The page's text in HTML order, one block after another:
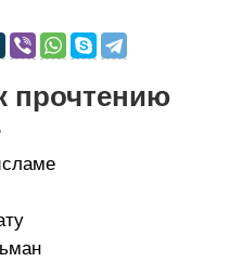
прочтению